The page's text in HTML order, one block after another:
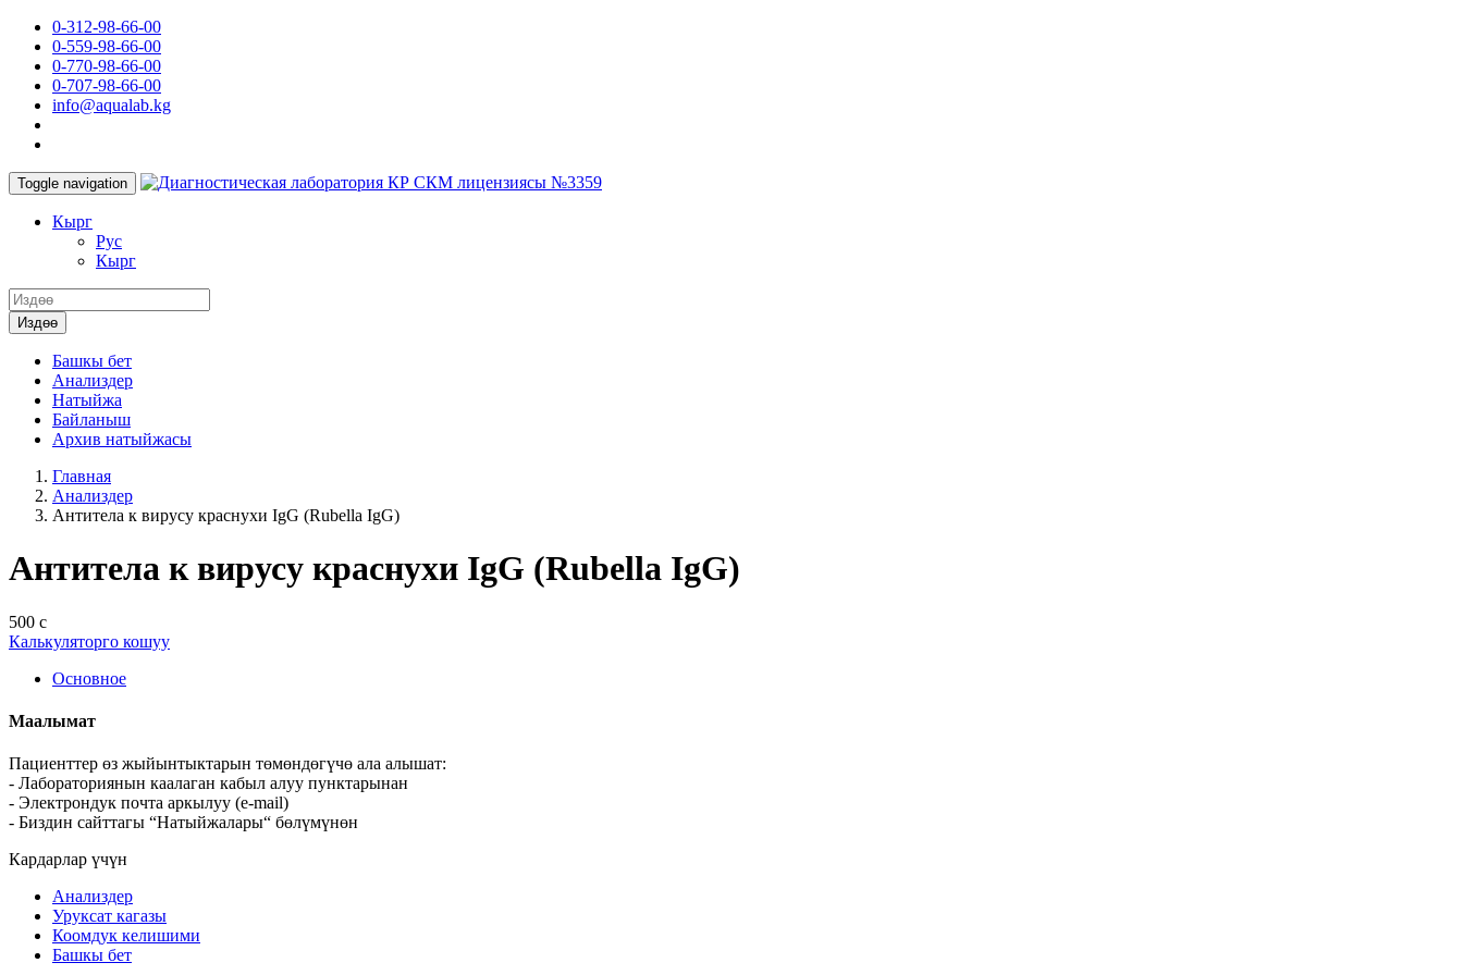
0-312-98-66-00
0-559-98-66-00
0-770-98-66-00
0-707-98-66-00
info@aqualab.kg
Toggle navigation КР СКМ лицензиясы №3359
Кырг
Руc
Кырг
Издөө
Башкы бет
Анализдер
Натыйжа
Байланыш
Архив натыйжасы
Главная
Анализдер
Антитела к вирусу краснухи IgG (Rubella IgG)
Антитела к вирусу краснухи IgG (Rubella IgG)
500 с
Калькуляторго кошуу
Основное
Маалымат
Пациенттер өз жыйынтыктарын төмөндөгүчө ала алышат:
- Лабораториянын каалаган кабыл алуу пунктарынан
- Электрондук почта аркылуу (e-mail)
- Биздин сайттагы “Натыйжалары“ бөлүмүнөн
Кардарлар үчүн
Анализдер
Уруксат кагазы
Коомдук келишими
Башкы бет